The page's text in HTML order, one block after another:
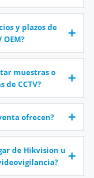
y plazos de
muestras o
de CCTV?
ofrecen?
de Hikvision u